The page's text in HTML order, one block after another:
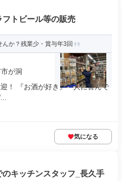
トビール等の販売
か？残業少・賞与年3回
が洞
！ 『お酒が好き』『人に喜んで
気になる
キッチンスタッフ_長久手